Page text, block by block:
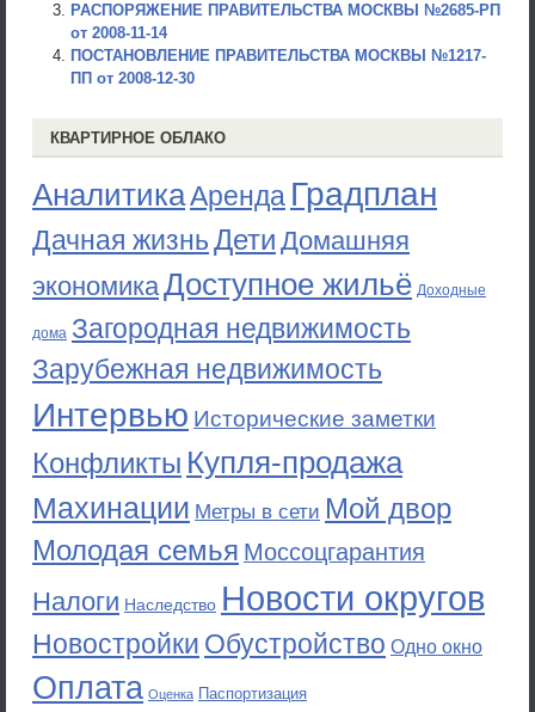
РАСПОРЯЖЕНИЕ ПРАВИТЕЛЬСТВА МОСКВЫ №2685-РП
от 2008-11-14
ПОСТАНОВЛЕНИЕ ПРАВИТЕЛЬСТВА МОСКВЫ №1217-
ПП от 2008-12-30
КВАРТИРНОЕ ОБЛАКО
АналитикаАренда Градплан
Дачная жизньДети Домашняя
экономикаДоступное жильё Доходные
дома Загородная недвижимость
Зарубежная недвижимость
Интервью Исторические заметки
Конфликты Купля-продажа
Махинации Метры в сети Мой двор
Молодая семья Моссоцгарантия
Налоги Наследство Новости округов
Новостройки Обустройство Одно окно
Оплата Оценка Паспортизация